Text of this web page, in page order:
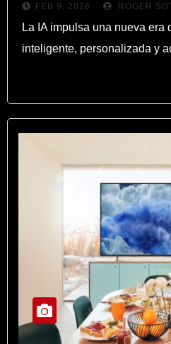
personalizada y
FEB 9, 2026 ROGER
La IA impulsa una nueva era
inteligente, personalizada y